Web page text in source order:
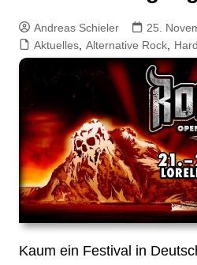
Andreas Schieler
25.
Aktuelles, Alternative Rock,
Kaum ein Festival in